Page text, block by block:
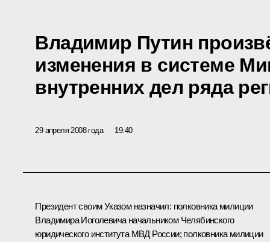
Владимир Путин
изменения в системе
внутренних дел ряда
29 апреля 2008 года 19:40
Президент своим Указом назначил: полковника милиции
Владимира Иоголевича начальником Челябинского
юридического института МВД России; полковника милиции